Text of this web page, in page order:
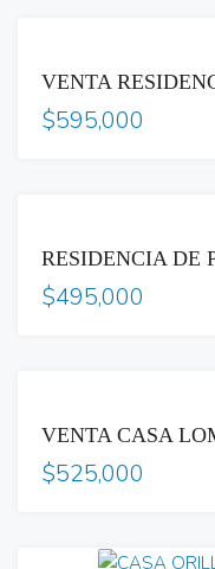
$595,000
$495,000
$525,000